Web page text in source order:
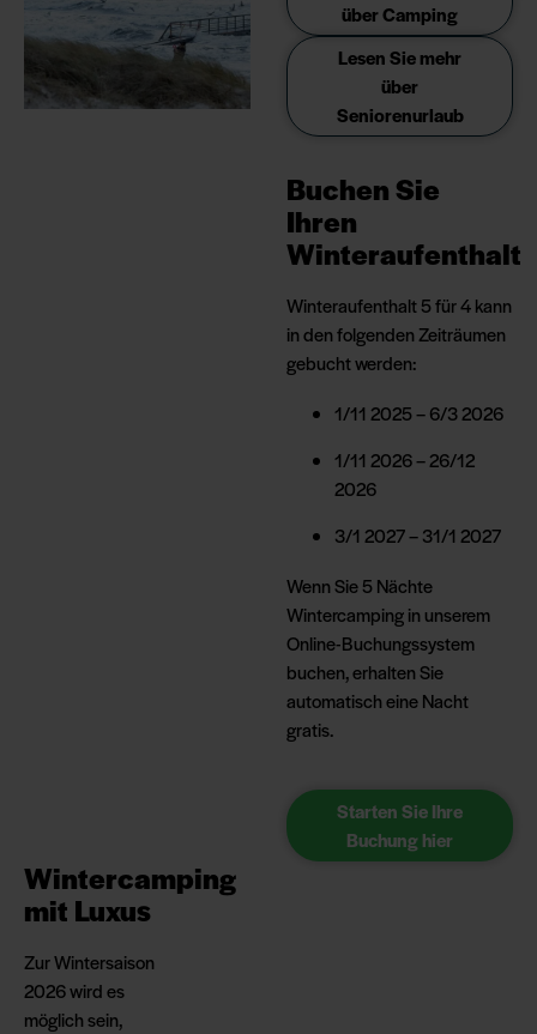
über Camping
Lesen Sie mehr
über
Seniorenurlaub
Buchen Sie
Ihren
Winteraufenthalt
Winteraufenthalt 5 für 4 kann
in den folgenden Zeiträumen
gebucht werden:
1/11 2025 – 6/3 2026
1/11 2026 – 26/12
2026
3/1 2027 – 31/1 2027
Wenn Sie 5 Nächte
Wintercamping in unserem
Online-Buchungssystem
buchen, erhalten Sie
automatisch eine Nacht
gratis.
Starten Sie Ihre
Buchung hier
Wintercamping
mit Luxus
Zur Wintersaison
2026 wird es
möglich sein,